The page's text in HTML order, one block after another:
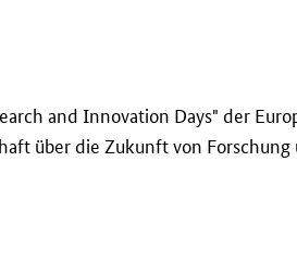
and Innovation Days" der
über die Zukunft von